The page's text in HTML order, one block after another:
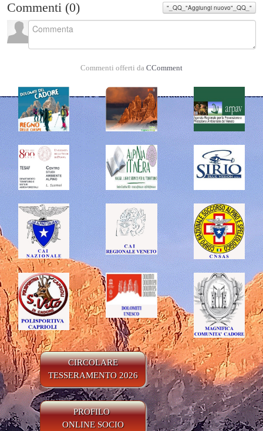
Commenti (0) "_QQ_"Aggiungi nuovo"_QQ_"
Commenti offerti da CComment
CIRCOLARE
TESSERAMENTO 2026
PROFILO
ONLINE SOCIO